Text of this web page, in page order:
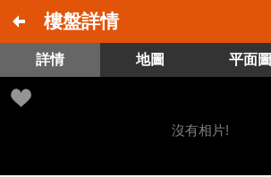
樓盤詳情
詳情 地圖 平面圖
沒有相片!